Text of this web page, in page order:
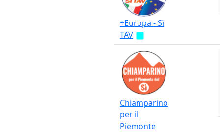
+Europa - Sì
TAV
Chiamparino
per il
Piemonte